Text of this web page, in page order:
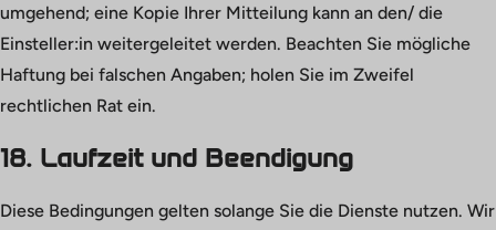
umgehend; eine Kopie Ihrer Mitteilung kann an den/ die
Einsteller:in weitergeleitet werden. Beachten Sie mögliche
Haftung bei falschen Angaben; holen Sie im Zweifel
rechtlichen Rat ein.
18. Laufzeit und Beendigung
Diese Bedingungen gelten solange Sie die Dienste nutzen. Wir